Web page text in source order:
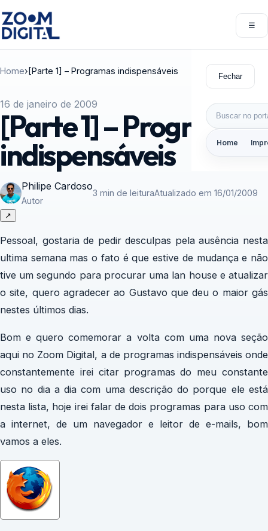
☰
Fechar
Buscar por:
Home
Home› [Parte 1] – Programas indispensáveis
16 de janeiro de 2009
[Parte 1] – Programas
indispensáveis
Philipe Cardoso
Autor
3 min de leituraAtualizado em 16/01/2009
↗
Pessoal, gostaria de pedir desculpas pela ausência nesta
ultima semana mas o fato é que estive de mudança e não
tive um segundo para procurar uma lan house e atualizar
o site, quero agradecer ao Gustavo que deu o maior gás
nestes últimos dias.
Bom e quero comemorar a volta com uma nova seção
aqui no Zoom Digital, a de programas indispensáveis onde
constantemente irei citar programas do meu constante
uso no dia a dia com uma descrição do porque ele está
nesta lista, hoje irei falar de dois programas para uso com
a internet, de um navegador e leitor de e-mails, bom
vamos a eles.